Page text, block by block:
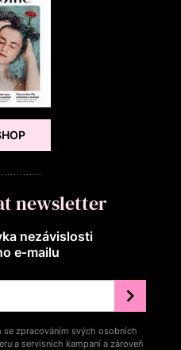
newsletter
nezávislosti
e‑mailu
zpracováním svých osobních
a servisních kampaní a zároveň